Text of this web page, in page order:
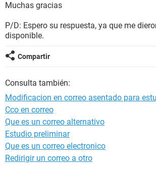
Muchas gracias
P/D: Espero su respuesta, ya que me
disponible.
Compartir
Consulta también:
Modificacion en correo asentado para
Cco en correo
Que es un correo alternativo
Estudio preliminar
Que es un correo electronico
Redirigir un correo a otro